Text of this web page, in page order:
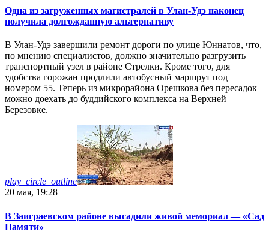
Одна из загруженных магистралей в Улан-Удэ наконец
получила долгожданную альтернативу
В Улан-Удэ завершили ремонт дороги по улице Юннатов, что,
по мнению специалистов, должно значительно разгрузить
транспортный узел в районе Стрелки. Кроме того, для
удобства горожан продлили автобусный маршрут под
номером 55. Теперь из микрорайона Орешкова без пересадок
можно доехать до буддийского комплекса на Верхней
Березовке.
play_circle_outline
20 мая, 19:28
В Заиграевском районе высадили живой мемориал — «Сад
Памяти»